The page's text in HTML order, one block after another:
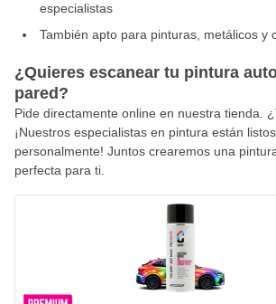
especialistas
También apto para pinturas, metálicos y
¿Quieres escanear tu pintura
pared?
Pide directamente online en nuestra tienda.
¡Nuestros especialistas en pintura están
personalmente! Juntos crearemos una
perfecta para ti.